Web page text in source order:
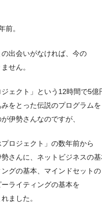
前。
出会いがなければ、今の
せん。
ジェクト」という12時間で5億
をとった伝説のプログラムを
伊勢さんなのですが、
ロジェクト」の数年前から
さんに、ネットビジネスの基
グの基本、マインドセットの
ライティングの基本を
ました。